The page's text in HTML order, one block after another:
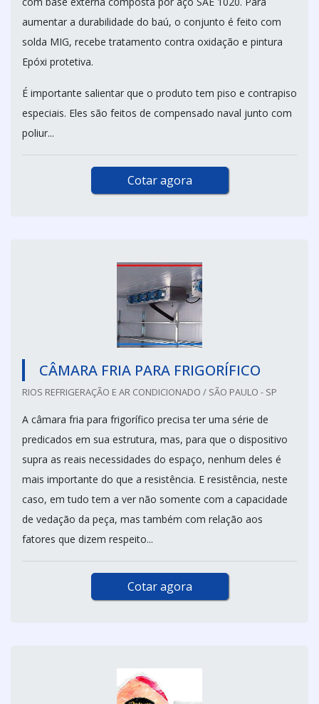
aumentar a durabilidade do baú, o conjunto é feito com
solda MIG, recebe tratamento contra oxidação e pintura
Epóxi protetiva.
É importante salientar que o produto tem piso e contrapiso
especiais. Eles são feitos de compensado naval junto com
poliur...
Cotar agora
CÂMARA FRIA PARA FRIGORÍFICO
RIOS REFRIGERAÇÃO E AR CONDICIONADO / SÃO PAULO - SP
A câmara fria para frigorífico precisa ter uma série de
predicados em sua estrutura, mas, para que o dispositivo
supra as reais necessidades do espaço, nenhum deles é
mais importante do que a resistência. E resistência, neste
caso, em tudo tem a ver não somente com a capacidade
de vedação da peça, mas também com relação aos
fatores que dizem respeito...
Cotar agora